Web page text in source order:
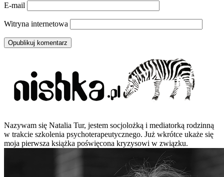
E-mail
Witryna internetowa
Nazywam się Natalia Tur, jestem socjolożką i mediatorką rodzinną
w trakcie szkolenia psychoterapeutycznego. Już wkrótce ukaże się
moja pierwsza książka poświęcona kryzysowi w związku.